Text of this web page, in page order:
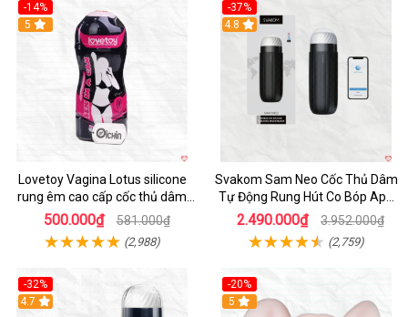
-14%
Hot
5
Lovetoy Vagina Lotus silicone
rung êm cao cấp cốc thủ dâm
nam
500.000₫ 581.000₫
(2,988)
-37%
4.8
Svakom Sam Neo Cốc Thủ Dâm
Tự Động Rung Hút Co Bóp App
Điều Khiển
2.490.000₫ 3.952.000₫
(2,759)
-32%
Hot
4.7
-20%
Hot
5